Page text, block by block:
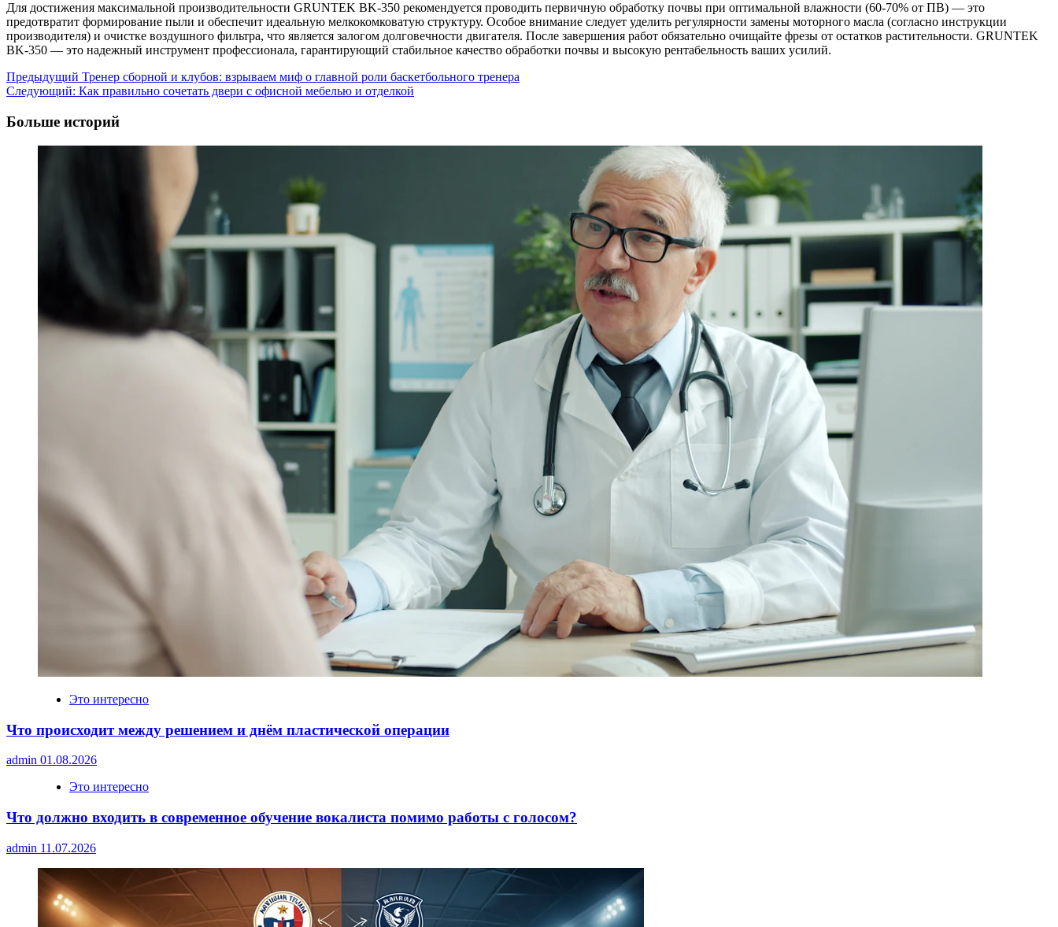
Для достижения максимальной производительности GRUNTEK BK-350 рекомендуется проводить первичную обработку почвы при оптимальной влажности (60-70% от ПВ) — это
предотвратит формирование пыли и обеспечит идеальную мелкокомковатую структуру. Особое внимание следует уделить регулярности замены моторного масла (согласно инструкции
производителя) и очистке воздушного фильтра, что является залогом долговечности двигателя. После завершения работ обязательно очищайте фрезы от остатков растительности. GRUNTEK
BK-350 — это надежный инструмент профессионала, гарантирующий стабильное качество обработки почвы и высокую рентабельность ваших усилий.
Навигация
записи
Предыдущий Тренер сборной и клубов: взрываем миф о главной роли баскетбольного тренера
Следующий: Как правильно сочетать двери с офисной мебелью и отделкой
Больше историй
Это интересно
Что происходит между решением и днём пластической операции
admin 01.08.2026
Это интересно
Что должно входить в современное обучение вокалиста помимо работы с голосом?
admin 11.07.2026